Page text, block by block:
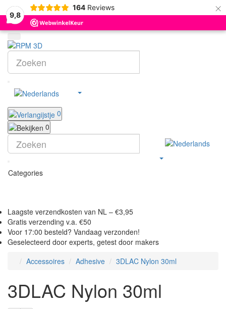
9,8
164 Reviews ×
0
0
Categories
Laagste verzendkosten van NL – €3,95
Gratis verzending v.a. €50
Voor 17:00 besteld? Vandaag verzonden!
Geselecteerd door experts, getest door makers
Accessoires
Adhesive 3DLAC Nylon 30ml
3DLAC Nylon 30ml